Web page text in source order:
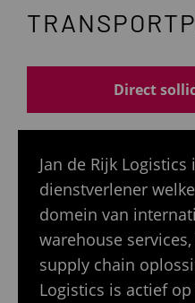
Direct
Jan de Rijk
dienstverlener
domein van
warehouse
supply chain
Logistics is actief